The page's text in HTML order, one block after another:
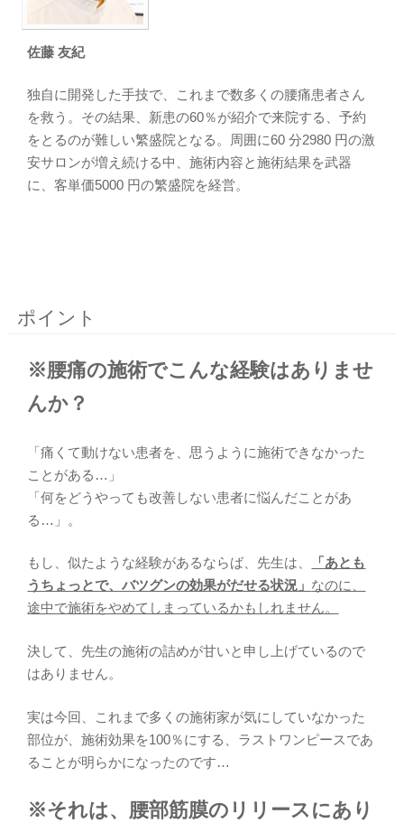
佐藤 友紀
独自に開発した手技で、これまで数多くの腰痛患者さん
を救う。その結果、新患の60％が紹介で来院する、予約
をとるのが難しい繁盛院となる。周囲に60 分2980 円の激
安サロンが増え続ける中、施術内容と施術結果を武器
に、客単価5000 円の繁盛院を経営。
ポイント
※腰痛の施術でこんな経験はありませ
んか？
「痛くて動けない患者を、思うように施術できなかった
ことがある…」
「何をどうやっても改善しない患者に悩んだことがあ
る…」。
もし、似たような経験があるならば、先生は、
「あとも
うちょっとで、バツグンの効果がだせる状況」 なのに、
途中で施術をやめてしまっているかもしれません。
決して、先生の施術の詰めが甘いと申し上げているので
はありません。
実は今回、これまで多くの施術家が気にしていなかった
部位が、施術効果を100％にする、ラストワンピースであ
ることが明らかになったのです…
※それは、腰部筋膜のリリースにあり